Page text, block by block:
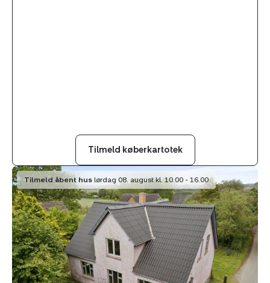
Tilmeld køberkartotek
Villa:
Tingskovvej
26,
Espe,
5750
Ringe
Tilmeld åbent hus lørdag 08. august kl. 10.00 - 16.00